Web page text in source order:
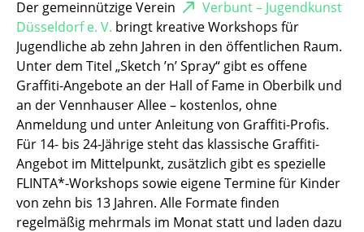
Der gemeinnützige Verein
Verbunt – Jugendkunst
Düsseldorf e. V. bringt kreative Workshops für
Jugendliche ab zehn Jahren in den öffentlichen Raum.
Unter dem Titel „Sketch ’n’ Spray“ gibt es offene
Graffiti-Angebote an der Hall of Fame in Oberbilk und
an der Vennhauser Allee – kostenlos, ohne
Anmeldung und unter Anleitung von Graffiti-Profis.
Für 14- bis 24-Jährige steht das klassische Graffiti-
Angebot im Mittelpunkt, zusätzlich gibt es spezielle
FLINTA*-Workshops sowie eigene Termine für Kinder
von zehn bis 13 Jahren. Alle Formate finden
regelmäßig mehrmals im Monat statt und laden dazu